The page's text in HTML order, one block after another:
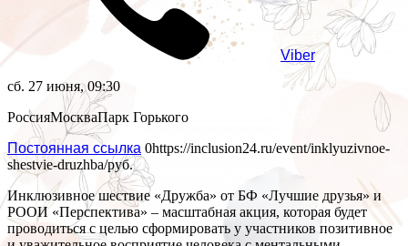
Viber
сб. 27 июня, 09:30
РоссияМоскваПарк Горького
Постоянная ссылка 0https://inclusion24.ru/event/inklyuzivnoe-
shestvie-druzhba/руб.
Инклюзивное шествие «Дружба» от БФ «Лучшие друзья» и
РООИ «Перспектива» – масштабная акция, которая будет
проводиться с целью сформировать у участников позитивное